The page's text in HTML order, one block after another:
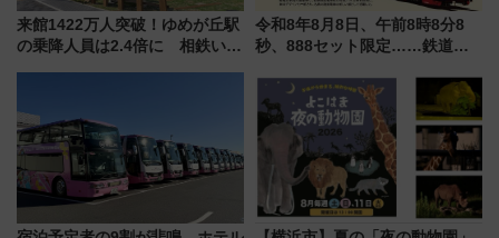
来館1422万人突破！ゆめが丘駅
の乗降人員は2.4倍に 相鉄いず
マンが登場
令和8年8月8日、午前8時8分8
秒、888セット限定……鉄道各
たち